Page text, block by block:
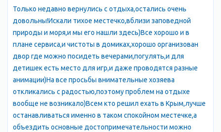
Только недавно вернулись с отдыха,остались очень
довольны!Искали тихое местечко,вблизи заповедной
природы и моря,и мы его нашли здесь)Все хорошо и в
плане сервиса,и чистоты в домиках,хорошо организован
двор где можно посидеть вечерами,погулять,и для
детишек есть место для игр,и даже проводятся разные
анимации)На все просьбы внимательные хозяева
откликались с радостью,поэтому проблем на отдыхе
вообще не возникало)Всем кто решил ехать в Крым,лучше
останавливаться именно в таком спокойном местечке,а
объездить основные достопримечательности можно